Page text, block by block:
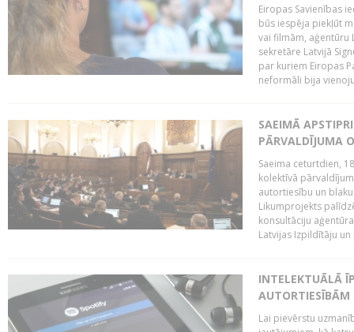
Eiropas Savienības
būs iespēja piekļūt
vai filmām, aģentūru
sekretāre Latvijā
par kuriem Eiropas
neformāli bija
SAEIMĀ
PĀRVALDĪJUMA
Saeima ceturtdien,
kolektīvā
autortiesību un
Likumprojekts
konsultāciju
Latvijas Izpildītāju
INTELEKTUĀLĀ
Lai pievērstu